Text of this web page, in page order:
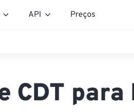
API Preços
CDT para